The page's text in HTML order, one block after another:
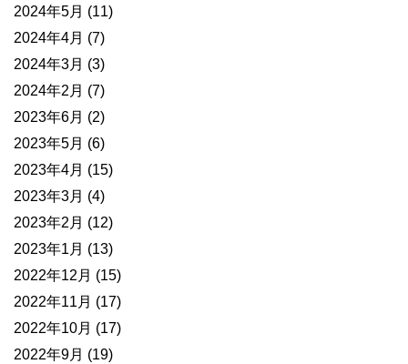
2024年5月 (11)
2024年4月 (7)
2024年3月 (3)
2024年2月 (7)
2023年6月 (2)
2023年5月 (6)
2023年4月 (15)
2023年3月 (4)
2023年2月 (12)
2023年1月 (13)
2022年12月 (15)
2022年11月 (17)
2022年10月 (17)
2022年9月 (19)